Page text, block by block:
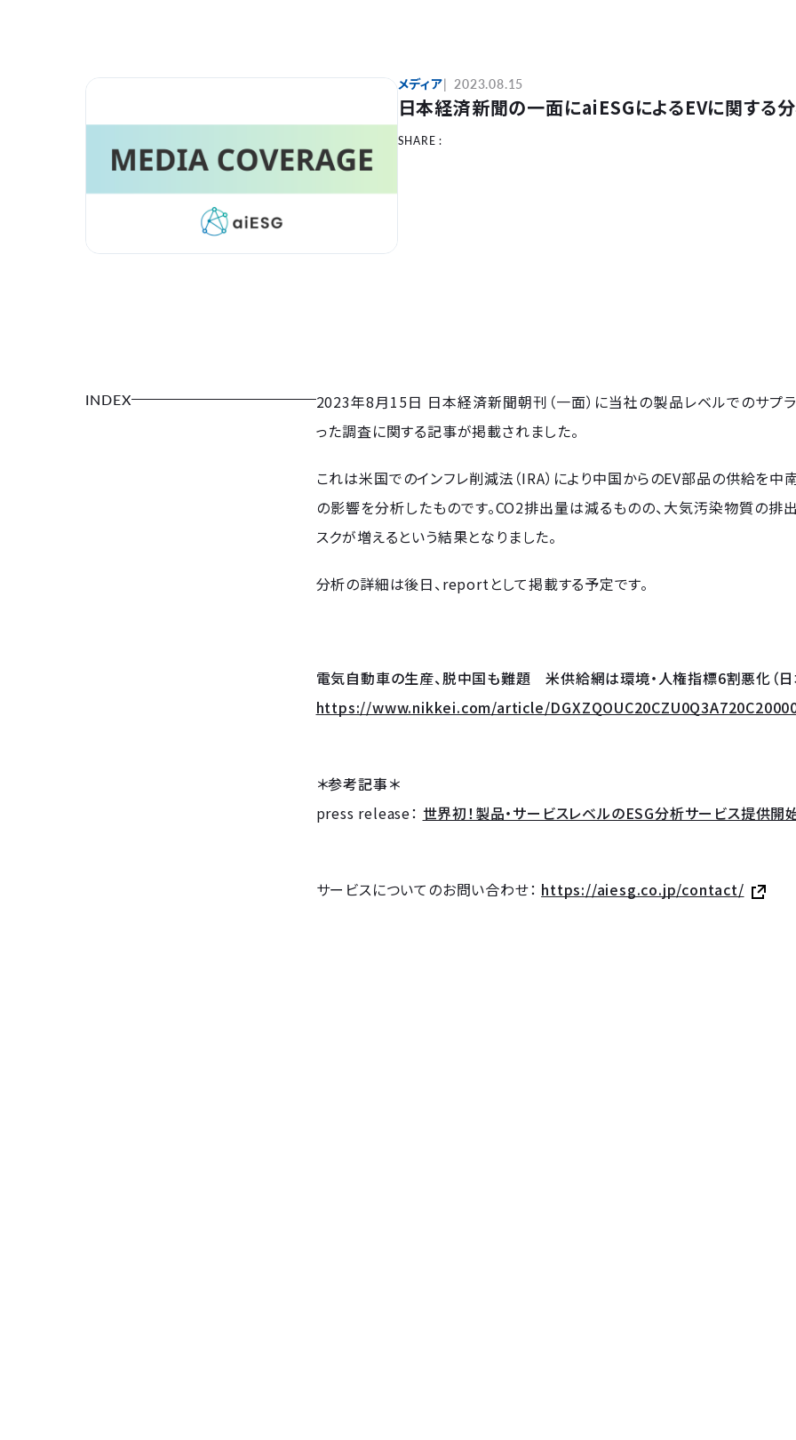
メディア 2023.08.15
日本経済新聞の一面にaiESGによるEVに関する
SHARE :
INDEX
2023年8月15日 日本経済新聞朝刊（一面）に当社の製品レベルでのサプ
った調査に関する記事が掲載されました。
これは米国でのインフレ削減法（IRA）により中国からのEV部品の供給を中
の影響を分析したものです。CO2排出量は減るものの、大気汚染物質の
スクが増えるという結果となりました。
分析の詳細は後日、reportとして掲載する予定です。
電気自動車の生産、脱中国も難題 米供給網は環境・人権指標6割悪化（日
https://www.nikkei.com/article/
＊参考記事＊
press release： 世界初！製品・サービスレベルのESG分析サービス提供開
サービスについてのお問い合わせ： https://aiesg.co.jp/contact/